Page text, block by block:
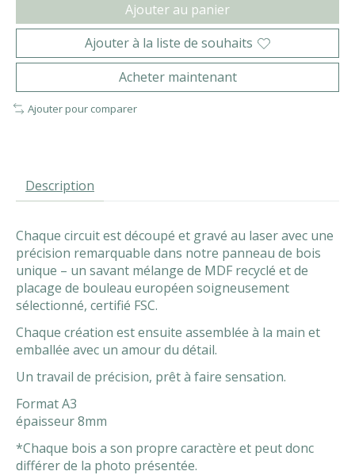
Ajouter au panier
Ajouter à la liste de souhaits
Acheter maintenant
Ajouter pour comparer
Description
Chaque circuit est découpé et gravé au laser avec une
précision remarquable dans notre panneau de bois
unique – un savant mélange de MDF recyclé et de
placage de bouleau européen soigneusement
sélectionné, certifié FSC.
Chaque création est ensuite assemblée à la main et
emballée avec un amour du détail.
Un travail de précision, prêt à faire sensation.
Format A3
épaisseur 8mm
*Chaque bois a son propre caractère et peut donc
différer de la photo présentée.